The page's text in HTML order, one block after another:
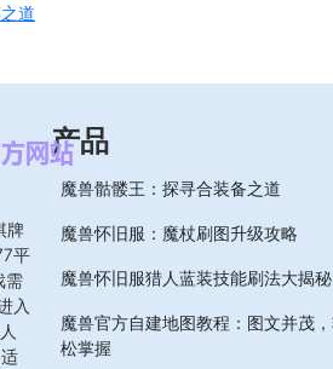
道
牌
平
需
入
产品
魔兽骷髅王：探寻合装备之道
魔兽怀旧服：魔杖刷图升级攻略
魔兽怀旧服猎人蓝装技能刷法大揭秘
魔兽官方自建地图教程：图文并茂
松掌握